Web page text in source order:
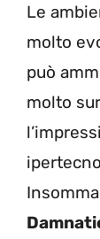
Le
molto
può
molto